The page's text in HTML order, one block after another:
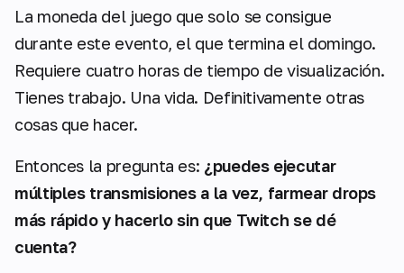
La moneda del juego que solo se consigue
durante este evento, el que termina el domingo.
Requiere cuatro horas de tiempo de visualización.
Tienes trabajo. Una vida. Definitivamente otras
cosas que hacer.
Entonces la pregunta es: ¿puedes ejecutar
múltiples transmisiones a la vez, farmear drops
más rápido y hacerlo sin que Twitch se dé
cuenta?